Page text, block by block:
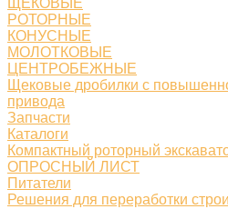
ЩЕКОВЫЕ
РОТОРНЫЕ
КОНУСНЫЕ
МОЛОТКОВЫЕ
ЦЕНТРОБЕЖНЫЕ
Щековые дробилки с
привода
Запчасти
Каталоги
Компактный роторный
ОПРОСНЫЙ ЛИСТ
Питатели
Решения для переработки